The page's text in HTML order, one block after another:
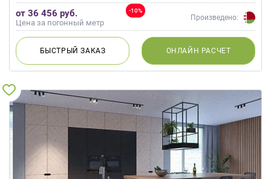
Слоновая кость, Коричневый
-10%
от 36 456 руб.
Цена за погонный метр
Произведено:
БЫСТРЫЙЗАКАЗ ОНЛАЙН РАСЧЕТ